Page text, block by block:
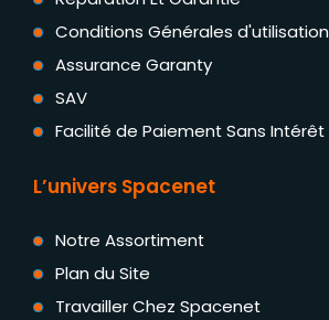
Conditions Générales d'utilisation
Assurance Garanty
SAV
Facilité de Paiement Sans Intérêt
L’univers Spacenet
Notre Assortiment
Plan du Site
Travailler Chez Spacenet